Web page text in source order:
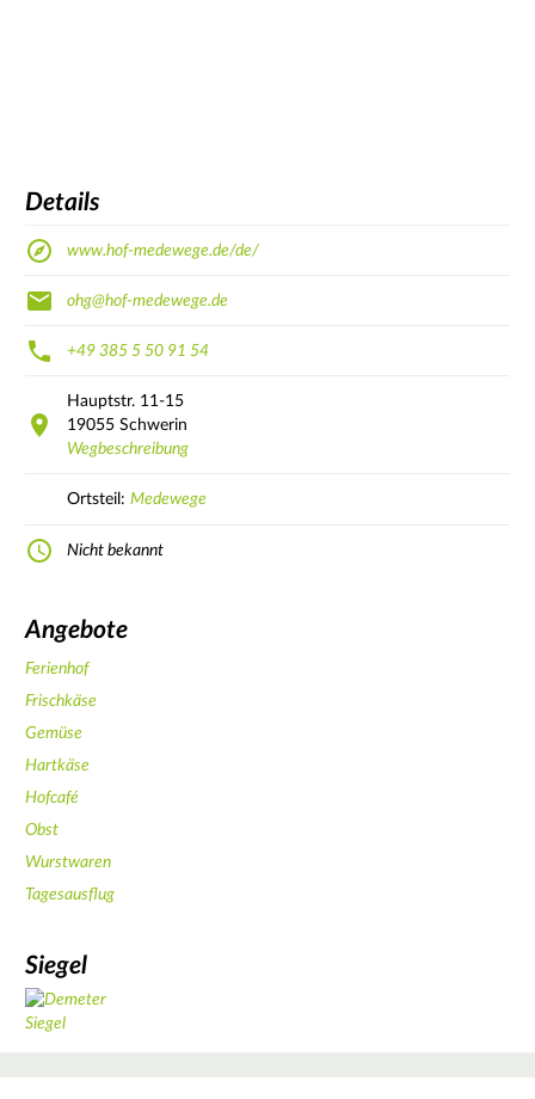
Details
www.hof-medewege.de/de/
ohg@hof-medewege.de
+49 385 5 50 91 54
Hauptstr. 11-15
19055 Schwerin
Wegbeschreibung
Ortsteil: Medewege
Nicht bekannt
Angebote
Ferienhof
Frischkäse
Gemüse
Hartkäse
Hofcafé
Obst
Wurstwaren
Tagesausflug
Siegel